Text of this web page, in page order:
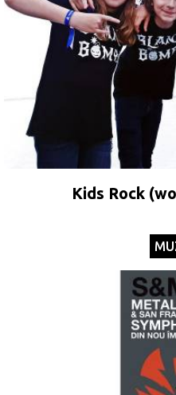
Kids Rock